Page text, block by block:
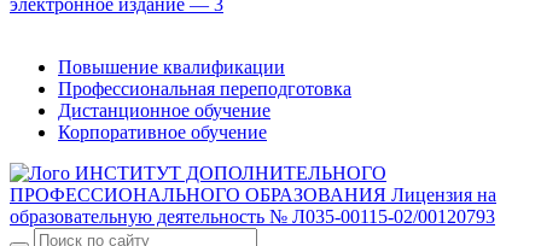
Повышение квалификации
Профессиональная переподготовка
Дистанционное обучение
Корпоративное обучение
ИНСТИТУТ ДОПОЛНИТЕЛЬНОГО
ПРОФЕССИОНАЛЬНОГО ОБРАЗОВАНИЯ Лицензия на
образовательную деятельность № Л035-00115-02/00120793